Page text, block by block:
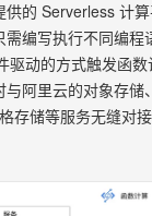
供的 Serverless 计
编写执行不同编程
驱动的方式触发函
阿里云的对象存储
存储等服务无缝对